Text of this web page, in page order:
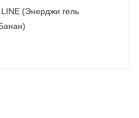
(Энерджи гель